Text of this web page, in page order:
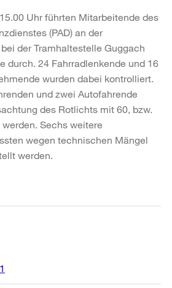
Uhr führten Mitarbeitende des
(PAD) an der
der Tramhaltestelle Guggach
durch. 24 Fahrradlenkende und 16
wurden dabei kontrolliert.
und zwei Autofahrende
des Rotlichts mit 60, bzw.
Sechs weitere
wegen technischen Mängel
werden.